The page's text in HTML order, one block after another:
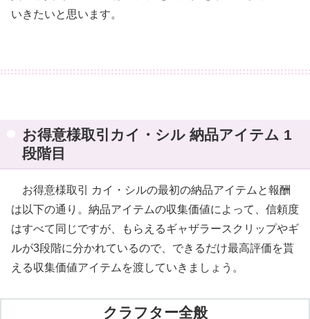
いきたいと思います。
お得意様取引カイ・シル 納品アイテム 1
段階目
お得意様取引 カイ・シルの最初の納品アイテムと報酬
は以下の通り。納品アイテムの収集価値によって、信頼度
はすべて同じですが、もらえるギャザラースクリップやギ
ルが3段階に分かれているので、できるだけ最高評価を貰
える収集価値アイテムを渡していきましょう。
クラフター全般